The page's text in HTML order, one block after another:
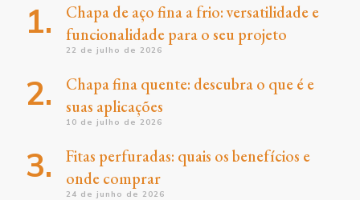
Chapa de aço fina a frio: versatilidade e
funcionalidade para o seu projeto
22 de julho de 2026
Chapa fina quente: descubra o que é e
suas aplicações
10 de julho de 2026
Fitas perfuradas: quais os benefícios e
onde comprar
24 de junho de 2026